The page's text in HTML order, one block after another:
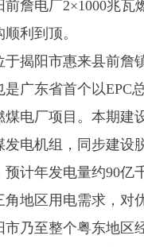
前詹电厂2×1000兆瓦
利到顶。
于揭阳市惠来县前詹
是广东省首个以EPC
电厂项目。本期建
电机组，同步建设
预计年发电量约90亿
角地区用电需求，对
乃至整个粤东地区